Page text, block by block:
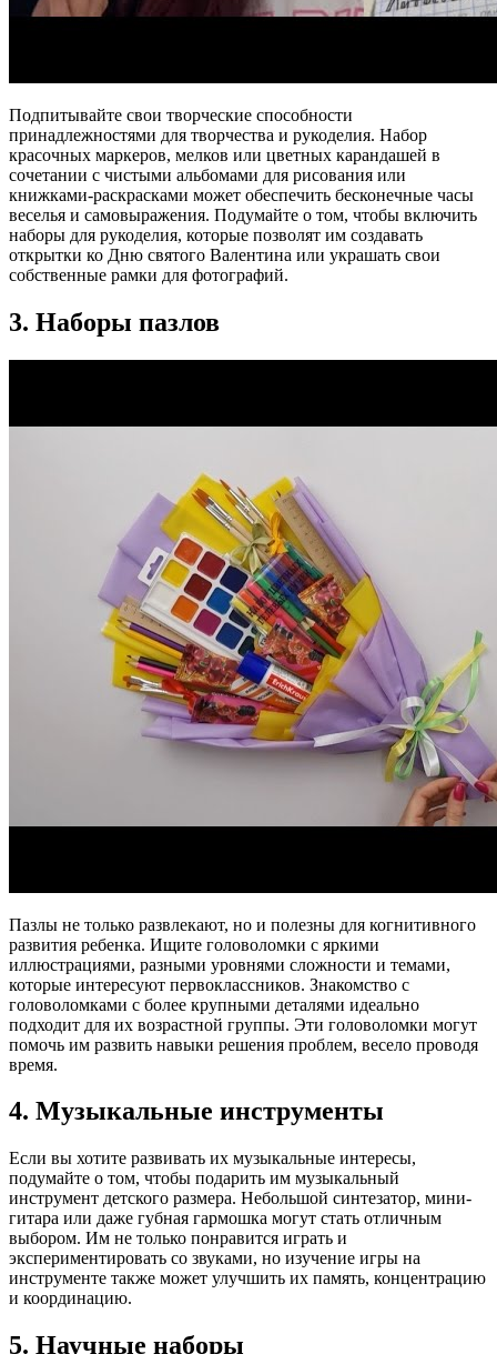
Подпитывайте свои творческие способности
принадлежностями для творчества и рукоделия. Набор
красочных маркеров, мелков или цветных карандашей в
сочетании с чистыми альбомами для рисования или
книжками-раскрасками может обеспечить бесконечные часы
веселья и самовыражения. Подумайте о том, чтобы включить
наборы для рукоделия, которые позволят им создавать
открытки ко Дню святого Валентина или украшать свои
собственные рамки для фотографий.
3. Наборы пазлов
Пазлы не только развлекают, но и полезны для когнитивного
развития ребенка. Ищите головоломки с яркими
иллюстрациями, разными уровнями сложности и темами,
которые интересуют первоклассников. Знакомство с
головоломками с более крупными деталями идеально
подходит для их возрастной группы. Эти головоломки могут
помочь им развить навыки решения проблем, весело проводя
время.
4. Музыкальные инструменты
Если вы хотите развивать их музыкальные интересы,
подумайте о том, чтобы подарить им музыкальный
инструмент детского размера. Небольшой синтезатор, мини-
гитара или даже губная гармошка могут стать отличным
выбором. Им не только понравится играть и
экспериментировать со звуками, но изучение игры на
инструменте также может улучшить их память, концентрацию
и координацию.
5. Научные наборы